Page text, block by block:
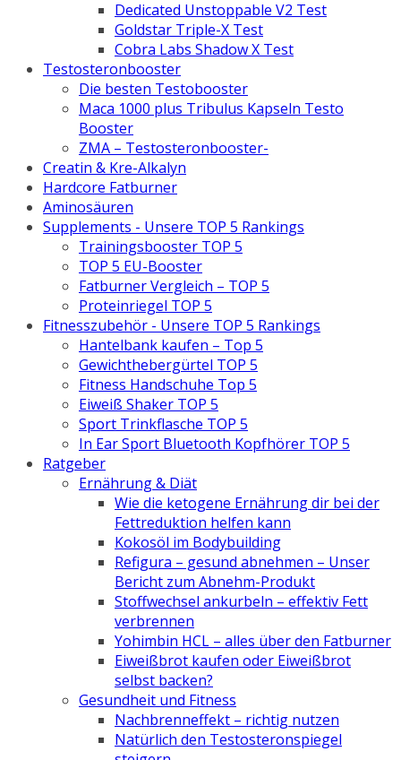
Dedicated Unstoppable V2 Test
Goldstar Triple-X Test
Cobra Labs Shadow X Test
Testosteronbooster
Die besten Testobooster
Maca 1000 plus Tribulus Kapseln Testo
Booster
ZMA – Testosteronbooster-
Creatin & Kre-Alkalyn
Hardcore Fatburner
Aminosäuren
Supplements - Unsere TOP 5 Rankings
Trainingsbooster TOP 5
TOP 5 EU-Booster
Fatburner Vergleich – TOP 5
Proteinriegel TOP 5
Fitnesszubehör - Unsere TOP 5 Rankings
Hantelbank kaufen – Top 5
Gewichthebergürtel TOP 5
Fitness Handschuhe Top 5
Eiweiß Shaker TOP 5
Sport Trinkflasche TOP 5
In Ear Sport Bluetooth Kopfhörer TOP 5
Ratgeber
Ernährung & Diät
Wie die ketogene Ernährung dir bei der
Fettreduktion helfen kann
Kokosöl im Bodybuilding
Refigura – gesund abnehmen – Unser
Bericht zum Abnehm-Produkt
Stoffwechsel ankurbeln – effektiv Fett
verbrennen
Yohimbin HCL – alles über den Fatburner
Eiweißbrot kaufen oder Eiweißbrot
selbst backen?
Gesundheit und Fitness
Nachbrenneffekt – richtig nutzen
Natürlich den Testosteronspiegel